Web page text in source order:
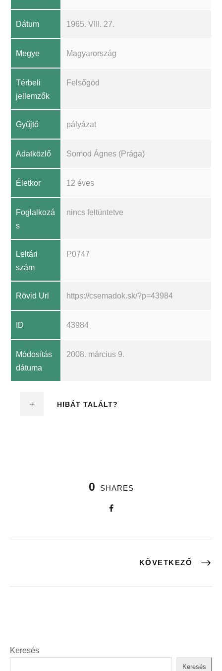
Dátum 1965. VIII. 27.
Megye Magyarország
Térbeli
jellemzők
Felsőgöd
Gyűjtő pályázat
Adatközlő Somod Ágnes (Prága)
Életkor 12 éves
Foglalkozá
s
nincs feltüntetve
Leltári
szám
P0747
Rövid Url https://csemadok.sk/?p=43984
ID 43984
Módosítás
dátuma
2008. március 9.
HIBÁT TALÁLT?
0 SHARES
KÖVETKEZŐ
Keresés
Keresés